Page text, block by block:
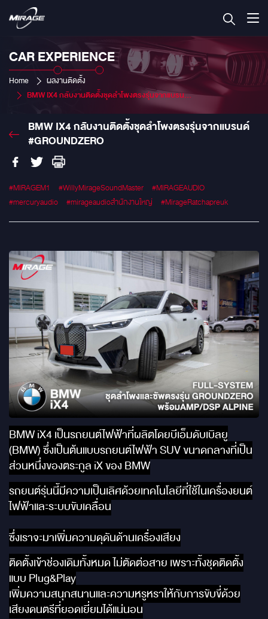
CAR EXPERIENCE
Home
ผลงานติดตั้ง
BMW IX4 กลับงานติดตั้งชุดลำโพงตรงรุ่นจากแบรนด์ #GROUNDZERO
BMW IX4 กลับงานติดตั้งชุดลำโพงตรงรุ่นจากแบรนด์
#GROUNDZERO
#MIRAGEM1 #WillyMirageSoundMaster
#MIRAGEAUDIO
#mercuryaudio
#mirageaudioสำนักงานใหญ่ #MirageRatchapreuk
BMW iX4 เป็นรถยนต์ไฟฟ้าที่ผลิตโดยบีเอ็มดับเบิลยู
(BMW) ซึ่งเป็นต้นแบบรถยนต์ไฟฟ้า SUV ขนาดกลางที่เป็น
ส่วนหนึ่งของตระกูล iX ของ BMW
รถยนต์รุ่นนี้มีความเป็นเลิศด้วยเทคโนโลยีที่ใช้ในเครื่องยนต์
ไฟฟ้าและระบบขับเคลื่อน
ซึ่งเราจะมาเพิ่มความดุดันด้านเครื่องเสียง
ติดตั้งเข้าช่องเดิมทั้งหมด ไม่ตัดต่อสาย เพราะทั้งชุดติดตั้ง
แบบ Plug&Play
เพิ่มความสนุกสนานและความหรูหราให้กับการขับขี่ด้วย
เสียงดนตรีที่ยอดเยี่ยมได้แน่นอน